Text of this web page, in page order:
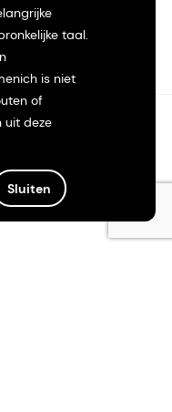
taal.
is niet
of
uit deze
Sluiten
voorbehouden.